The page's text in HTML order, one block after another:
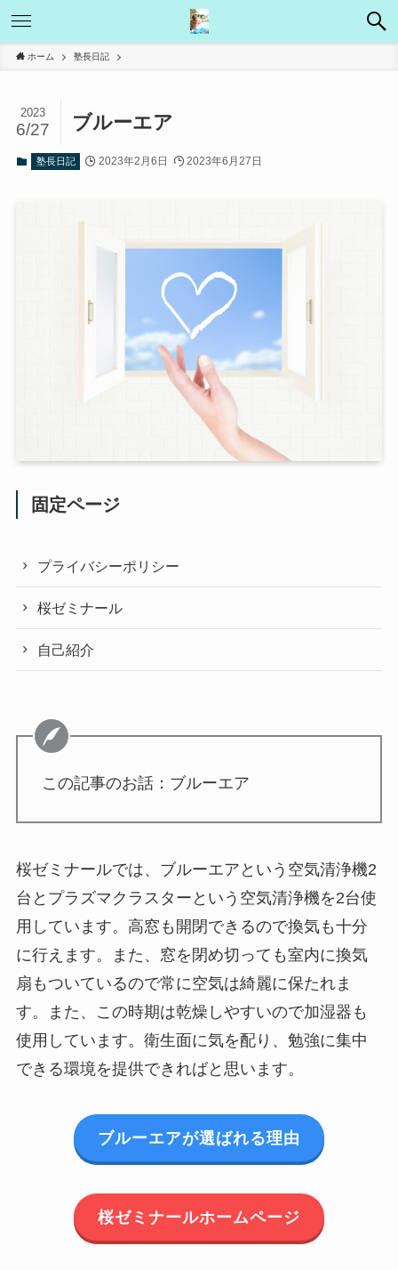
ホーム 塾長日記
ブルーエア
2023
6/27
塾長日記 2023年2月6日 2023年6月27日
固定ページ
プライバシーポリシー
桜ゼミナール
自己紹介
この記事のお話：ブルーエア
桜ゼミナールでは、ブルーエアという空気清浄機2
台とプラズマクラスターという空気清浄機を2台使
用しています。高窓も開閉できるので換気も十分
に行えます。また、窓を閉め切っても室内に換気
扇もついているので常に空気は綺麗に保たれま
す。また、この時期は乾燥しやすいので加湿器も
使用しています。衛生面に気を配り、勉強に集中
できる環境を提供できればと思います。
ブルーエアが選ばれる理由
桜ゼミナールホームページ